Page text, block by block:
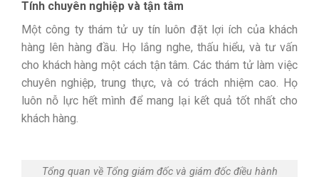
Tính chuyên nghiệp và tận tâm
Một công ty thám tử uy tín luôn đặt lợi ích của khách
hàng lên hàng đầu. Họ lắng nghe, thấu hiểu, và tư vấn
cho khách hàng một cách tận tâm. Các thám tử làm việc
chuyên nghiệp, trung thực, và có trách nhiệm cao. Họ
luôn nỗ lực hết mình để mang lại kết quả tốt nhất cho
khách hàng.
Tổng quan về Tổng giám đốc và giám đốc điều hành